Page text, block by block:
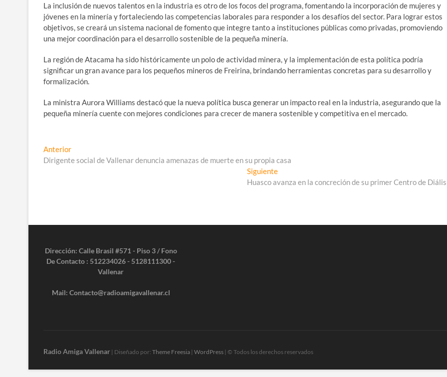
La inclusión de nuevos talentos en la industria es otro de los focos del programa, fomentando la incorporación de mujeres y
jóvenes en la minería y fortaleciendo las competencias laborales para responder a los desafíos del sector. Para lograr estos
objetivos, se creará un sistema nacional de fomento que integre tanto a instituciones públicas como privadas, promoviendo
una mejor coordinación para el desarrollo sostenible de la pequeña minería.
La región de Atacama ha sido históricamente un polo de actividad minera, y la implementación de esta política podría
significar un gran avance para los pequeños mineros de Freirina, brindando herramientas concretas para su desarrollo y
formalización.
La ministra Aurora Williams destacó que la nueva política busca generar un impacto real en la industria, asegurando que la
pequeña minería cuente con mejores condiciones para crecer de manera sostenible y competitiva en el mercado.
Navegación
de
AnteriorEntrada
anterior:
Dirigente social de Vallenar denuncia amenazas de muerte en su propia casa
SiguienteEntrada
siguiente:
Huasco avanza en la concreción de su primer Centro de
Dirección: Calle Brasil #571 - Piso 3 / Fono
De Contacto : 512234026 - 5128111300 -
Vallenar
Mail: Contacto@radioamigavallenar.cl
Radio Amiga Vallenar | Diseñado por: Theme Freesia | WordPress | © Todos los derechos reservados